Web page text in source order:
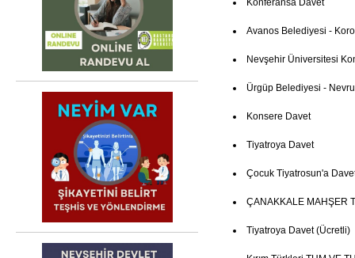
Konferansa Davet
Avanos Belediyesi -
Nevşehir Üniversitesi
Ürgüp Belediyesi -
Konsere Davet
Tiyatroya Davet
Çocuk Tiyatrosun'a
ÇANAKKALE MAHŞER
Tiyatroya Davet (Ücretli)